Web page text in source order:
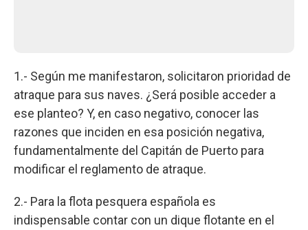
1.- Según me manifestaron, solicitaron prioridad de
atraque para sus naves. ¿Será posible acceder a
ese planteo? Y, en caso negativo, conocer las
razones que inciden en esa posición negativa,
fundamentalmente del Capitán de Puerto para
modificar el reglamento de atraque.
2.- Para la flota pesquera española es
indispensable contar con un dique flotante en el